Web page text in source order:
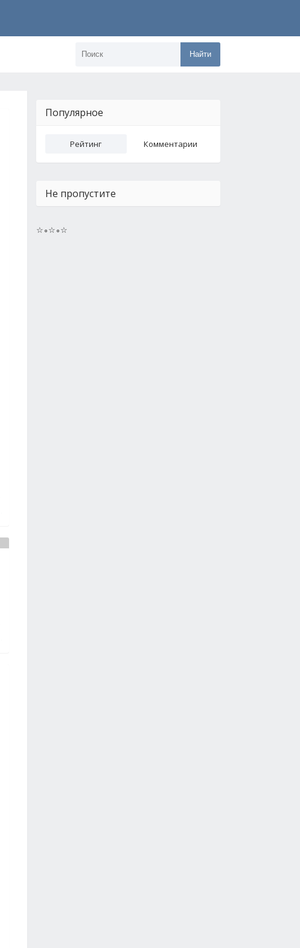
Найти
Популярное
Рейтинг Комментарии
Не пропустите
☆∘☆∘☆